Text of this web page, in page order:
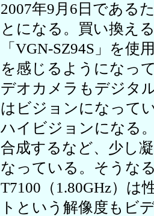
2007年9月6日である
とになる。買い換え
「VGN-SZ94S」を
を感じるようになっ
デオカメラもデジタ
はビジョンになって
ハイビジョンになる
合成するなど、少し
なっている。そうな
T7100（1.80GHz）は
トという解像度もビ